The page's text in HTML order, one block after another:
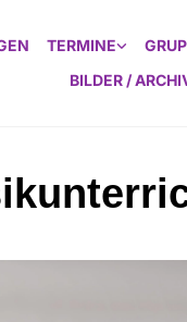
TERMINE
BILDER /